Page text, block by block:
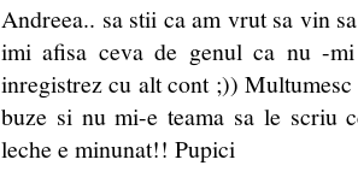
Andreea.. sa stii ca am vrut sa vin
imi afisa ceva de genul ca nu -
inregistrez cu alt cont ;))
buze si nu mi-e teama sa le scriu
leche e minunat!! Pupici